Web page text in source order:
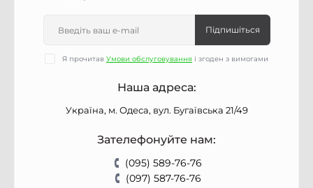
Підпишіться
Я прочитав Умови обслуговування і згоден з вимогами
Наша адреса:
Україна, м. Одеса, вул. Бугаївська 21/49
Зателефонуйте нам:
(095) 589-76-76
(097) 587-76-76